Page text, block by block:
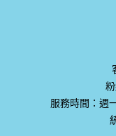
服務時間：週